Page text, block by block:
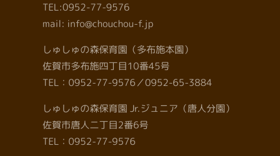
TEL:0952-77-9576
mail: info@chouchou-f.jp
しゅしゅの森保育園（多布施本園）
佐賀市多布施四丁目10番45号
TEL：0952-77-9576／0952-65-3884
しゅしゅの森保育園 Jr.ジュニア（唐人分園）
佐賀市唐人二丁目2番6号
TEL：0952-77-9576